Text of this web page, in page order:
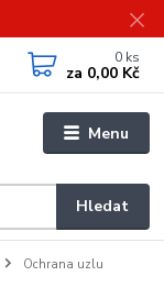
Menu
Hledat
0 ks
za 0,00 Kč
Ochrana uzlu